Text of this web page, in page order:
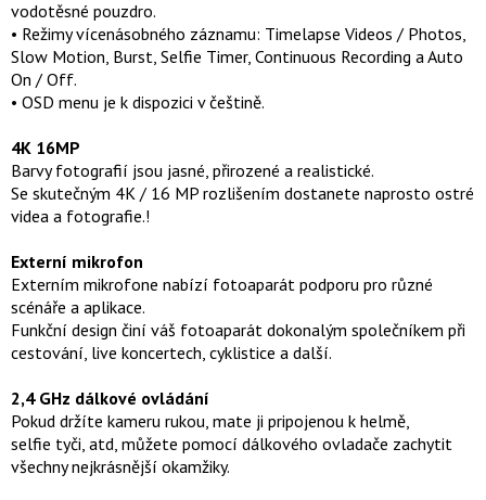
vodotěsné pouzdro.
• Režimy vícenásobného záznamu: Timelapse Videos / Photos,
Slow Motion, Burst, Selfie Timer, Continuous Recording a Auto
On / Off.
• OSD menu je k dispozici v češtině.
4K 16MP
Barvy fotografií jsou jasné, přirozené a realistické.
Se skutečným 4K / 16 MP rozlišením dostanete naprosto ostré
videa a fotografie.!
Externí mikrofon
Externím mikrofone nabízí fotoaparát podporu pro různé
scénáře a aplikace.
Funkční design činí váš fotoaparát dokonalým společníkem při
cestování, live koncertech, cyklistice a další.
2,4 GHz dálkové ovládání
Pokud držíte kameru rukou, mate ji pripojenou k helmě,
selfie tyči, atd, můžete pomocí dálkového ovladače zachytit
všechny nejkrásnější okamžiky.